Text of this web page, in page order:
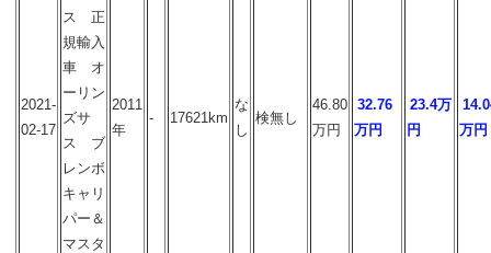
2021-
02-17
ス 正
規輸入
車 オ
ーリン
ズサ
ス ブ
レンボ
キャリ
パー＆
マスタ
2011
年
- 17621km
な
し
検無し
46.80
万円
32.76
万円
23.4万
円
万円